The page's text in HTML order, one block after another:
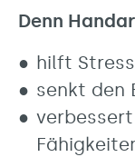
Denn
hilft
senkt